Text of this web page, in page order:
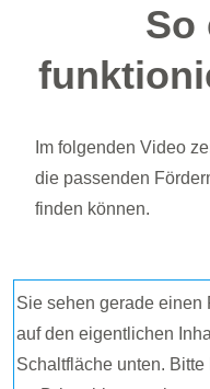
So
Im folgenden Video
die passenden
finden können.
Sie sehen gerade
auf den eigentlichen
Schaltfläche unten.